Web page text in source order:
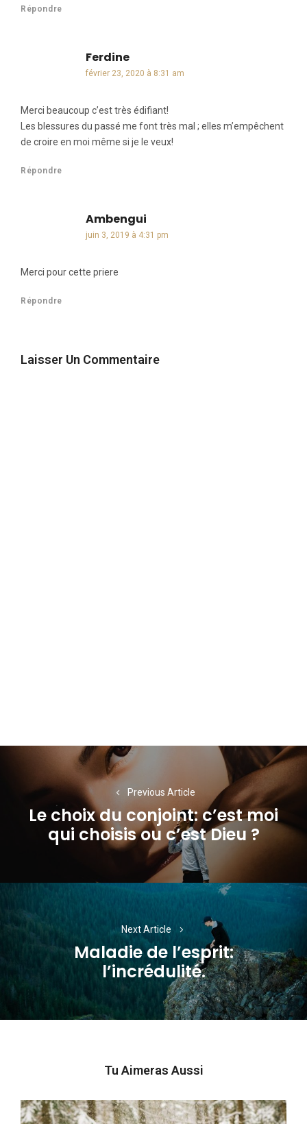
Répondre
Ferdinedit :
février 23, 2020 à 8:31 am
Merci beaucoup c’est très édifiant!
Les blessures du passé me font très mal ; elles m’empêchent
de croire en moi même si je le veux!
Répondre
Ambengui
juin 3, 2019 à 4:31 pm
Merci pour cette priere
Répondre
Laisser Un Commentaire
Navigation
l’article
Previous Article
Previous
post:
Le choix du conjoint: c’est moi
qui choisis ou c’est Dieu ?
Next Article
Next
post:
Maladie de l’esprit:
l’incrédulité.
Tu Aimeras Aussi